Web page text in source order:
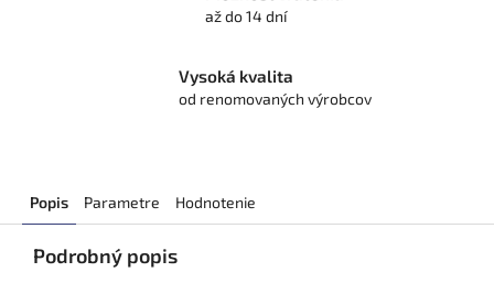
až do 14 dní
Vysoká kvalita
od renomovaných výrobcov
Popis Parametre Hodnotenie
Podrobný popis